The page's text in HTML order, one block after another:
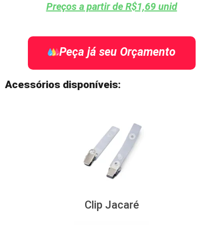
Preços a partir de R$1,69 unid
Peça já seu Orçamento
Acessórios disponíveis:
Clip Jacaré